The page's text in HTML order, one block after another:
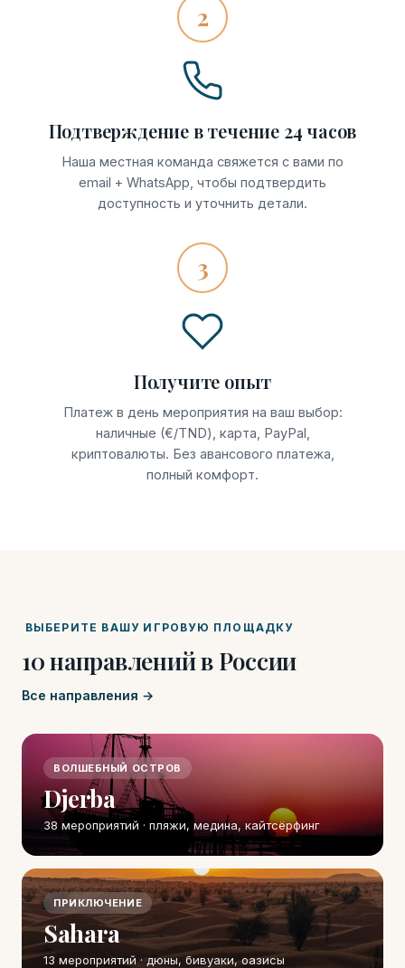
2
Подтверждение в течение 24 часов
Наша местная команда свяжется с вами по
email + WhatsApp, чтобы подтвердить
доступность и уточнить детали.
3
Получите опыт
Платеж в день мероприятия на ваш выбор:
наличные (€/TND), карта, PayPal,
криптовалюты. Без авансового платежа,
полный комфорт.
ВЫБЕРИТЕ ВАШУ ИГРОВУЮ ПЛОЩАДКУ
10 направлений в России
Все направления →
ВОЛШЕБНЫЙ ОСТРОВ
Djerba
38 мероприятий · пляжи, медина, кайтсёрфинг
ПРИКЛЮЧЕНИЕ
Sahara
13 мероприятий · дюны, бивуаки, оазисы